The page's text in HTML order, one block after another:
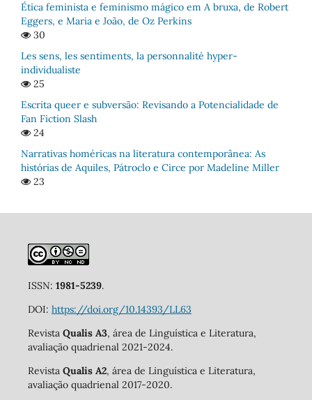
Ética feminista e feminismo mágico em A bruxa, de Robert
Eggers, e Maria e João, de Oz Perkins
30
Les sens, les sentiments, la personnalité hyper-
individualiste
25
Escrita queer e subversão: Revisando a Potencialidade de
Fan Fiction Slash
24
Narrativas homéricas na literatura contemporânea: As
histórias de Aquiles, Pátroclo e Circe por Madeline Miller
23
ISSN: 1981-5239.
DOI: https://doi.org/10.14393/LL63
Revista Qualis A3, área de Linguística e Literatura,
avaliação quadrienal 2021-2024.
Revista Qualis A2, área de Linguística e Literatura,
avaliação quadrienal 2017-2020.